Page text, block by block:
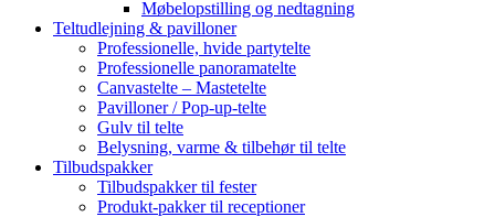
Møbelopstilling og nedtagning
Teltudlejning & pavilloner
Professionelle, hvide partytelte
Professionelle panoramatelte
Canvastelte – Mastetelte
Pavilloner / Pop-up-telte
Gulv til telte
Belysning, varme & tilbehør til telte
Tilbudspakker
Tilbudspakker til fester
Produkt-pakker til receptioner